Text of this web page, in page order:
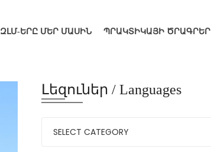
ԶԼՄ-ԵՐԸ ՄԵՐ ՄԱՍԻՆ ՊՐԱԿՏԻԿԱՅԻ ԾՐԱԳՐԵՐ
Լեզուներ / Languages